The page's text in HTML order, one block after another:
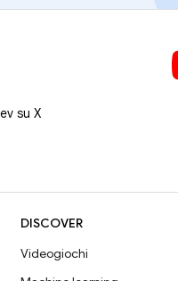
su X
DISCOVER
Videogiochi